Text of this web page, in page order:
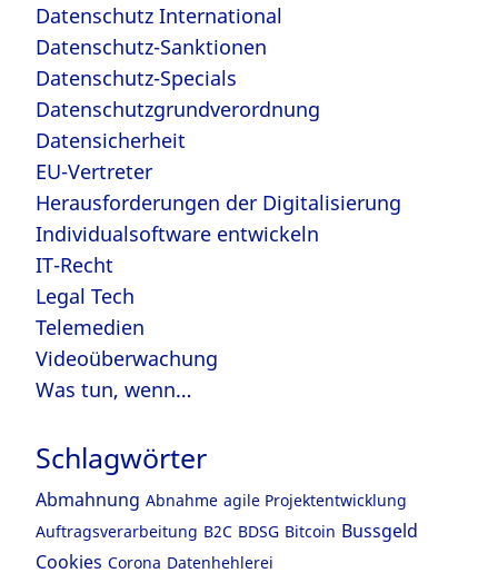
Datenschutz International
Datenschutz-Sanktionen
Datenschutz-Specials
Datenschutzgrundverordnung
Datensicherheit
EU-Vertreter
Herausforderungen der Digitalisierung
Individualsoftware entwickeln
IT-Recht
Legal Tech
Telemedien
Videoüberwachung
Was tun, wenn…
Schlagwörter
Abmahnung Abnahme agile Projektentwicklung
Auftragsverarbeitung B2C BDSG Bitcoin Bussgeld
Cookies Corona Datenhehlerei